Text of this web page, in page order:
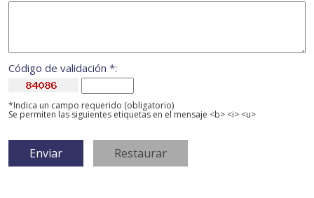
Código de validación *:
*Indica un campo requerido (obligatorio)
Se permiten las siguientes etiquetas en el mensaje <b> <i> <u>